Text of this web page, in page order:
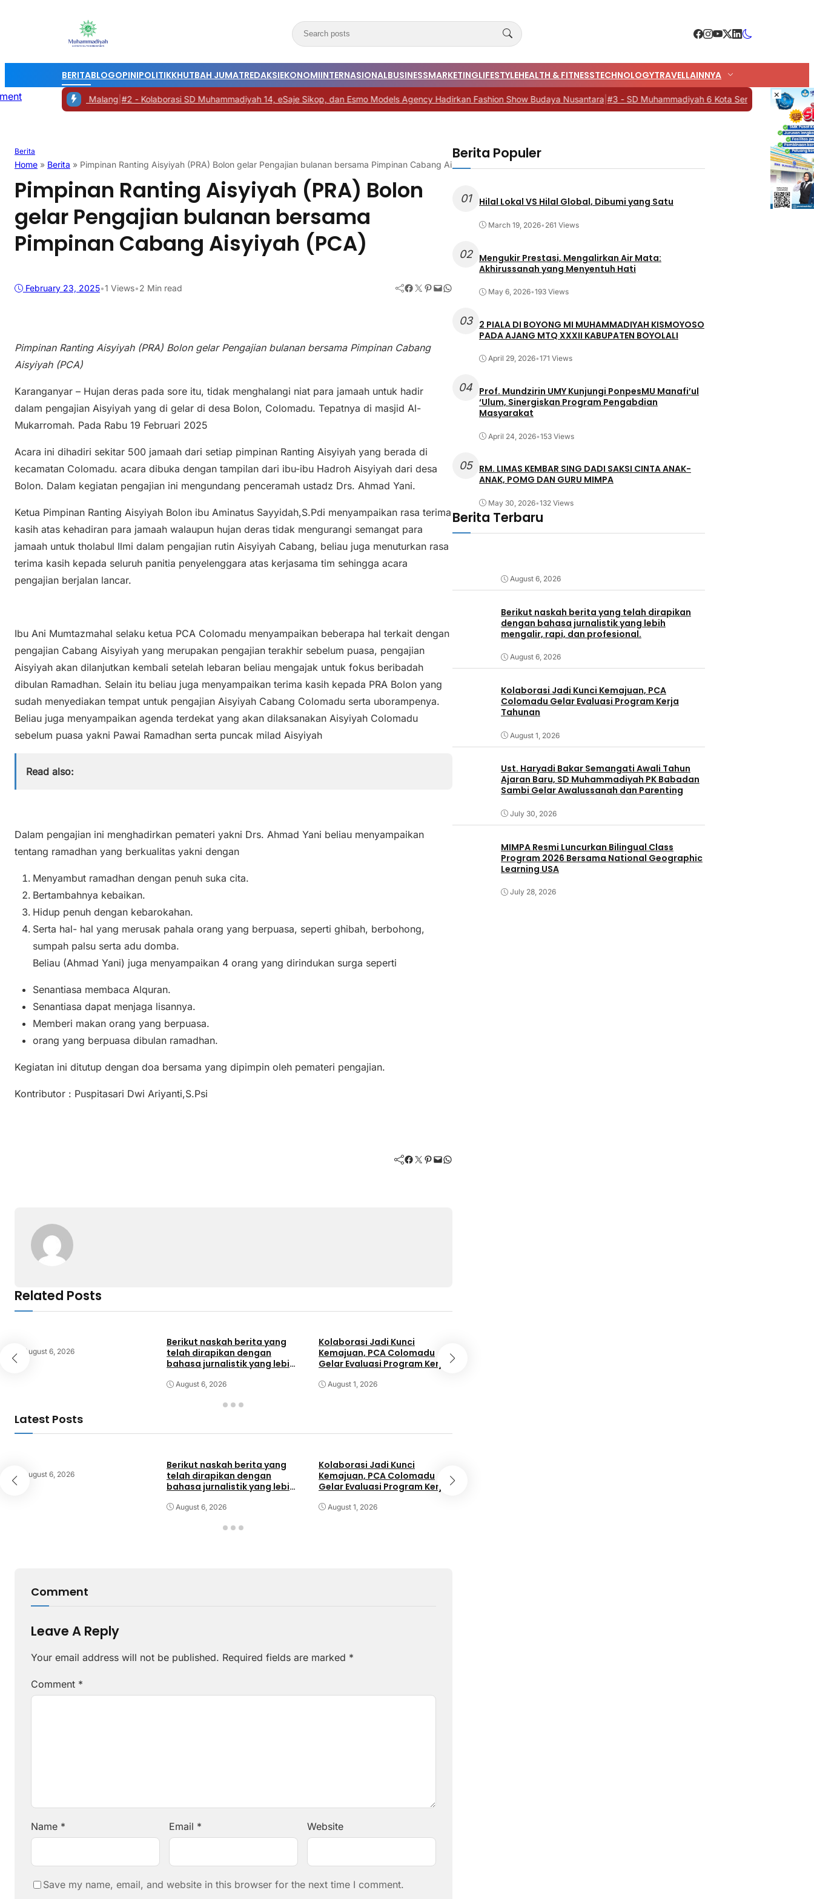
BERITABLOGOPINIPOLITIKKHUTBAH JUMATREDAKSIEKONOMIINTERNASIONALBUSINESSMARKETINGLIFESTYLEHEALTH & FITNESSTECHNOLOGYTRAVELLAINNYA
ke UMM Malang|#2 -Kolaborasi SD Muhammadiyah 14, eSaje Sikop, dan Esmo Models Agency Hadirkan Fashion Show Budaya Nusantara|#3 -SD Muhammadiyah 6 Kota Semarang, Syawalan
Berita
Home » Berita » Pimpinan Ranting Aisyiyah (PRA) Bolon gelar Pengajian bulanan bersama Pimpinan Cabang Aisyiyah (PCA)
Pimpinan Ranting Aisyiyah (PRA) Bolon
gelar Pengajian bulanan bersama
Pimpinan Cabang Aisyiyah (PCA)
February 23, 2025•1 Views•2 Min read Facebook Twitter Pinterest Mail WhatsApp
Pimpinan Ranting Aisyiyah (PRA) Bolon gelar Pengajian bulanan bersama Pimpinan Cabang
Aisyiyah (PCA)
Karanganyar – Hujan deras pada sore itu, tidak menghalangi niat para jamaah untuk hadir
dalam pengajian Aisyiyah yang di gelar di desa Bolon, Colomadu. Tepatnya di masjid Al-
Mukarromah. Pada Rabu 19 Februari 2025
Acara ini dihadiri sekitar 500 jamaah dari setiap pimpinan Ranting Aisyiyah yang berada di
kecamatan Colomadu. acara dibuka dengan tampilan dari ibu-ibu Hadroh Aisyiyah dari desa
Bolon. Dalam kegiatan pengajian ini mengundang penceramah ustadz Drs. Ahmad Yani.
Ketua Pimpinan Ranting Aisyiyah Bolon ibu Aminatus Sayyidah,S.Pdi menyampaikan rasa terima
kasih atas kehadiran para jamaah walaupun hujan deras tidak mengurangi semangat para
jamaah untuk tholabul Ilmi dalam pengajian rutin Aisyiyah Cabang, beliau juga menuturkan rasa
terima kasih kepada seluruh panitia penyelenggara atas kerjasama tim sehingga acara
pengajian berjalan lancar.
Ibu Ani Mumtazmahal selaku ketua PCA Colomadu menyampaikan beberapa hal terkait dengan
pengajian Cabang Aisyiyah yang merupakan pengajian terakhir sebelum puasa, pengajian
Aisyiyah akan dilanjutkan kembali setelah lebaran beliau mengajak untuk fokus beribadah
dibulan Ramadhan. Selain itu beliau juga menyampaikan terima kasih kepada PRA Bolon yang
sudah menyediakan tempat untuk pengajian Aisyiyah Cabang Colomadu serta uborampenya.
Beliau juga menyampaikan agenda terdekat yang akan dilaksanakan Aisyiyah Colomadu
sebelum puasa yakni Pawai Ramadhan serta puncak milad Aisyiyah
Read also:
Dalam pengajian ini menghadirkan pemateri yakni Drs. Ahmad Yani beliau menyampaikan
tentang ramadhan yang berkualitas yakni dengan
Menyambut ramadhan dengan penuh suka cita.
Bertambahnya kebaikan.
Hidup penuh dengan kebarokahan.
Serta hal- hal yang merusak pahala orang yang berpuasa, seperti ghibah, berbohong,
sumpah palsu serta adu domba.
Beliau (Ahmad Yani) juga menyampaikan 4 orang yang dirindukan surga seperti
Senantiasa membaca Alquran.
Senantiasa dapat menjaga lisannya.
Memberi makan orang yang berpuasa.
orang yang berpuasa dibulan ramadhan.
Kegiatan ini ditutup dengan doa bersama yang dipimpin oleh pemateri pengajian.
Kontributor : Puspitasari Dwi Ariyanti,S.Psi
Facebook Twitter Pinterest Mail WhatsApp
Related Posts
August 6, 2026
Berikut naskah berita yang
telah dirapikan dengan
bahasa jurnalistik yang lebih
profesional.
August 6, 2026
Kolaborasi Jadi Kunci
Kemajuan, PCA Colomadu
Gelar Evaluasi Program Kerja
August 1, 2026
Latest Posts
August 6, 2026
Berikut naskah berita yang
telah dirapikan dengan
bahasa jurnalistik yang lebih
profesional.
August 6, 2026
Kolaborasi Jadi Kunci
Kemajuan, PCA Colomadu
Gelar Evaluasi Program Kerja
August 1, 2026
Comment
Leave A Reply
Your email address will not be published. Required fields are marked *
Comment *
Name * Email * Website
Save my name, email, and website in this browser for the next time I comment.
Berita Populer
01 Hilal Lokal VS Hilal Global, Dibumi yang Satu
March 19, 2026• 261 Views
02
Mengukir Prestasi, Mengalirkan Air Mata:
Akhirussanah yang Menyentuh Hati
May 6, 2026•193 Views
03
2 PIALA DI BOYONG MI MUHAMMADIYAH KISMOYOSO
PADA AJANG MTQ XXXII KABUPATEN BOYOLALI
April 29, 2026•171 Views
04 Prof. Mundzirin UMY Kunjungi PonpesMU Manafi’ul
‘Ulum, Sinergiskan Program Pengabdian
Masyarakat
April 24, 2026•153 Views
05
RM. LIMAS KEMBAR SING DADI SAKSI CINTA ANAK-
ANAK, POMG DAN GURU MIMPA
May 30, 2026•132 Views
Berita Terbaru
August 6, 2026
Berikut naskah berita yang telah dirapikan
dengan bahasa jurnalistik yang lebih
mengalir, rapi, dan profesional.
August 6, 2026
Kolaborasi Jadi Kunci Kemajuan, PCA
Colomadu Gelar Evaluasi Program Kerja
Tahunan
August 1, 2026
Ust. Haryadi Bakar Semangati Awali Tahun
Ajaran Baru, SD Muhammadiyah PK Babadan
Sambi Gelar Awalussanah dan Parenting
July 30, 2026
MIMPA Resmi Luncurkan Bilingual Class
Program 2026 Bersama National Geographic
Learning USA
July 28, 2026
×